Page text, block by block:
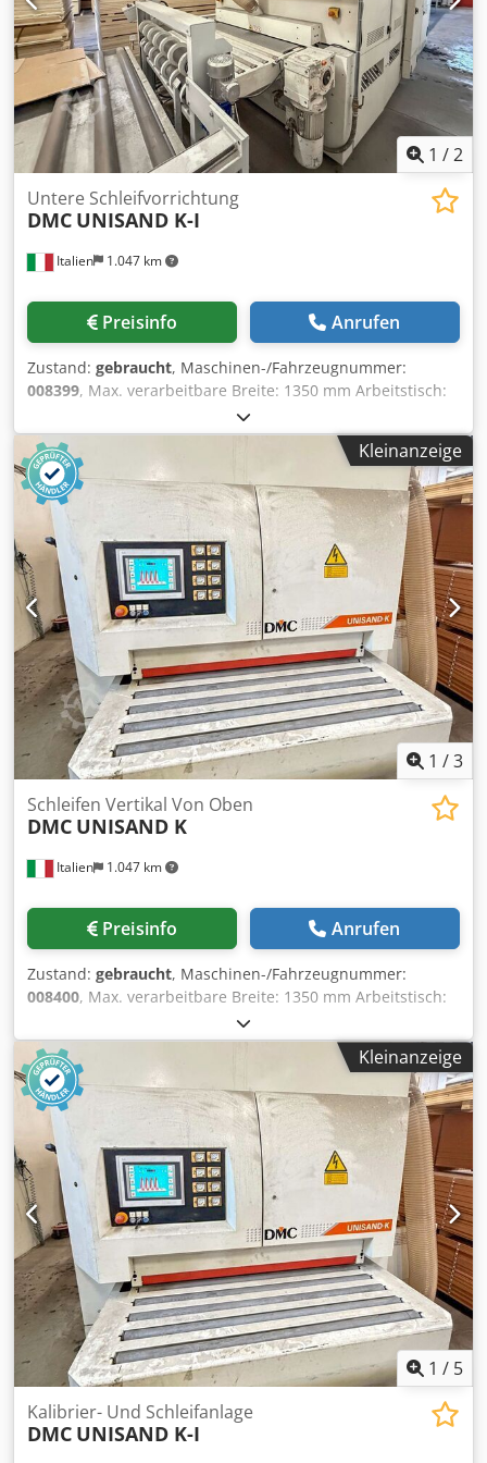
1 /2
Italien 1.047 km
Untere Schleifvorrichtung
DMC UNISAND K-I
Preisinfo Anrufen
Zustand: gebraucht, Maschinen-/Fahrzeugnummer:
008399, Max. verarbeitbare Breite: 1350 mm Arbeitstisch:
feste Höhe Chsdpfsy I Tm Hsx Ai Tsa Anzahl der
Arbeitsaggregate: 4 Nr
Kleinanzeige
1 /3
Italien 1.047 km
Schleifen Vertikal Von Oben
DMC UNISAND K
Preisinfo Anrufen
Zustand: gebraucht, Maschinen-/Fahrzeugnummer:
008400, Max. verarbeitbare Breite: 1350 mm Arbeitstisch:
feste Höhe Chedpfsywafbox Ai Tsa Anzahl der
Arbeitsaggregate: 4 Nr
Kleinanzeige
1 / 5
Kalibrier- Und Schleifanlage
DMC UNISAND K-I